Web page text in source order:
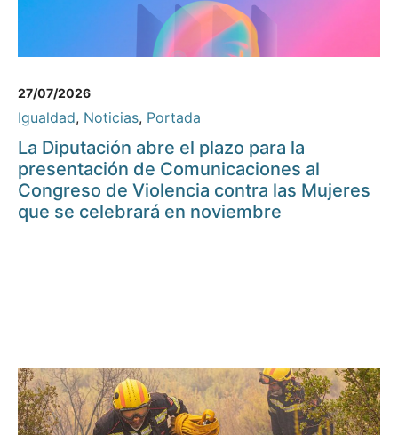
27/07/2026
Igualdad, Noticias, Portada
La Diputación abre el plazo para la
presentación de Comunicaciones al
Congreso de Violencia contra las Mujeres
que se celebrará en noviembre